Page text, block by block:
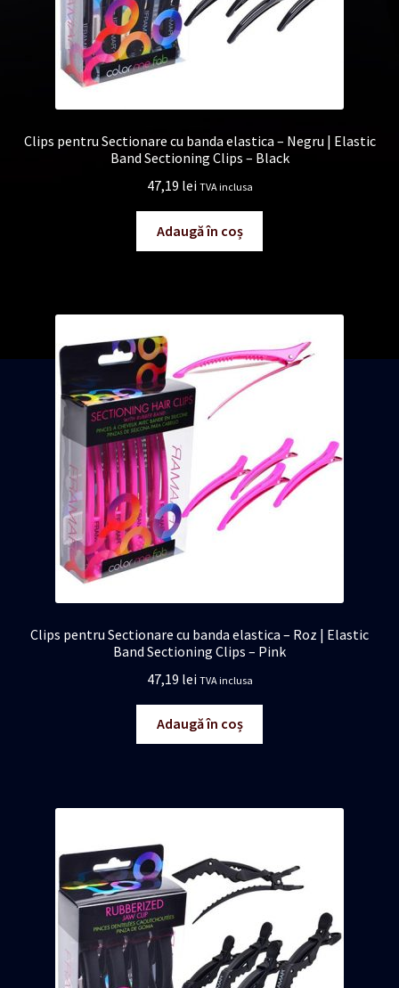
Clips pentru Sectionare cu banda elastica – Negru | Elastic
Band Sectioning Clips – Black
47,19 lei TVA inclusa
Adaugă în coș
Clips pentru Sectionare cu banda elastica – Roz | Elastic
Band Sectioning Clips – Pink
47,19 lei TVA inclusa
Adaugă în coș